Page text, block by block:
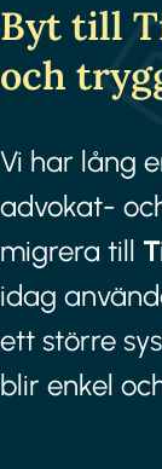
Byt till
och
Vi har lång
advokat-
migrera till
idag
ett större
blir enkel